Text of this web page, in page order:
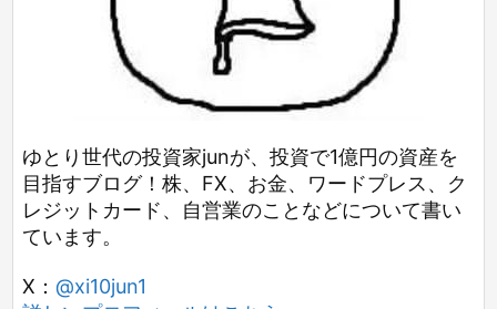
ゆとり世代の投資家junが、投資で1億円の資産を
目指すブログ！株、FX、お金、ワードプレス、ク
レジットカード、自営業のことなどについて書い
ています。
X： @xi10jun1